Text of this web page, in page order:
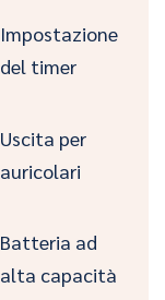
Impostazione
del timer
Uscita per
auricolari
Batteria ad
alta capacità